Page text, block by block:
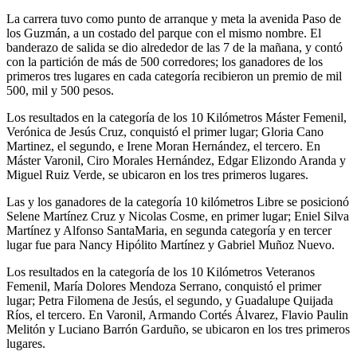
La carrera tuvo como punto de arranque y meta la avenida Paso de
los Guzmán, a un costado del parque con el mismo nombre. El
banderazo de salida se dio alrededor de las 7 de la mañana, y contó
con la partición de más de 500 corredores; los ganadores de los
primeros tres lugares en cada categoría recibieron un premio de mil
500, mil y 500 pesos.
Los resultados en la categoría de los 10 Kilómetros Máster Femenil,
Verónica de Jesús Cruz, conquistó el primer lugar; Gloria Cano
Martinez, el segundo, e Irene Moran Hernández, el tercero. En
Máster Varonil, Ciro Morales Hernández, Edgar Elizondo Aranda y
Miguel Ruiz Verde, se ubicaron en los tres primeros lugares.
Las y los ganadores de la categoría 10 kilómetros Libre se posicionó
Selene Martínez Cruz y Nicolas Cosme, en primer lugar; Eniel Silva
Martínez y Alfonso SantaMaria, en segunda categoría y en tercer
lugar fue para Nancy Hipólito Martínez y Gabriel Muñoz Nuevo.
Los resultados en la categoría de los 10 Kilómetros Veteranos
Femenil, María Dolores Mendoza Serrano, conquistó el primer
lugar; Petra Filomena de Jesús, el segundo, y Guadalupe Quijada
Ríos, el tercero. En Varonil, Armando Cortés Álvarez, Flavio Paulin
Melitón y Luciano Barrón Garduño, se ubicaron en los tres primeros
lugares.